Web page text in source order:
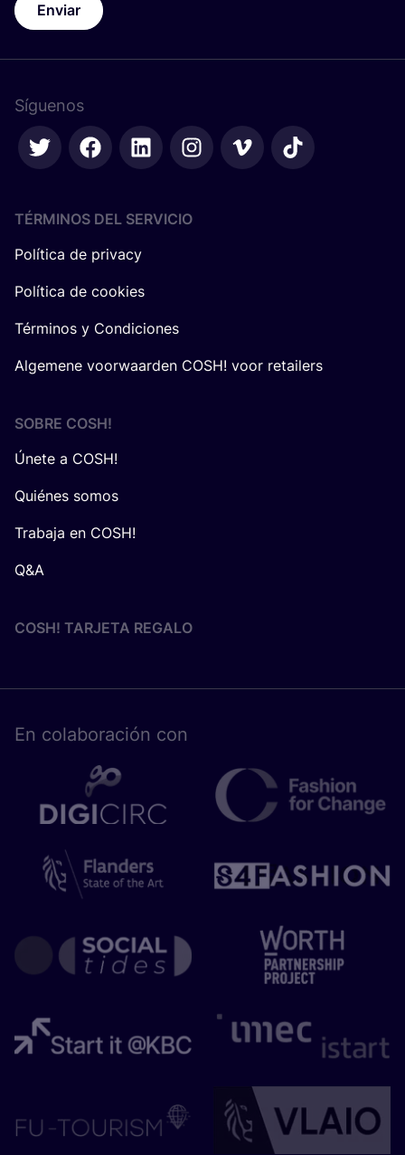
Enviar
Síguenos
TÉRMINOS DEL SERVICIO
Política de privacy
Política de cookies
Términos y Condiciones
Algemene voorwaarden COSH! voor retailers
SOBRE COSH!
Únete a COSH!
Quiénes somos
Trabaja en COSH!
Q&A
COSH! TARJETA REGALO
En cola­bo­ra­ción con